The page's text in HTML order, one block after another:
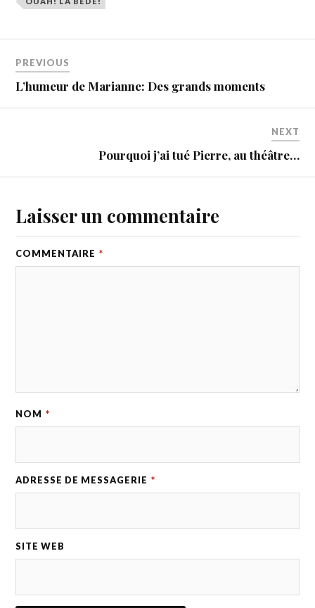
PREVIOUS
L’humeur de Marianne: Des grands moments
NEXT
Pourquoi j’ai tué Pierre, au théâtre…
Laisser un commentaire
COMMENTAIRE *
NOM *
ADRESSE DE MESSAGERIE *
SITE WEB